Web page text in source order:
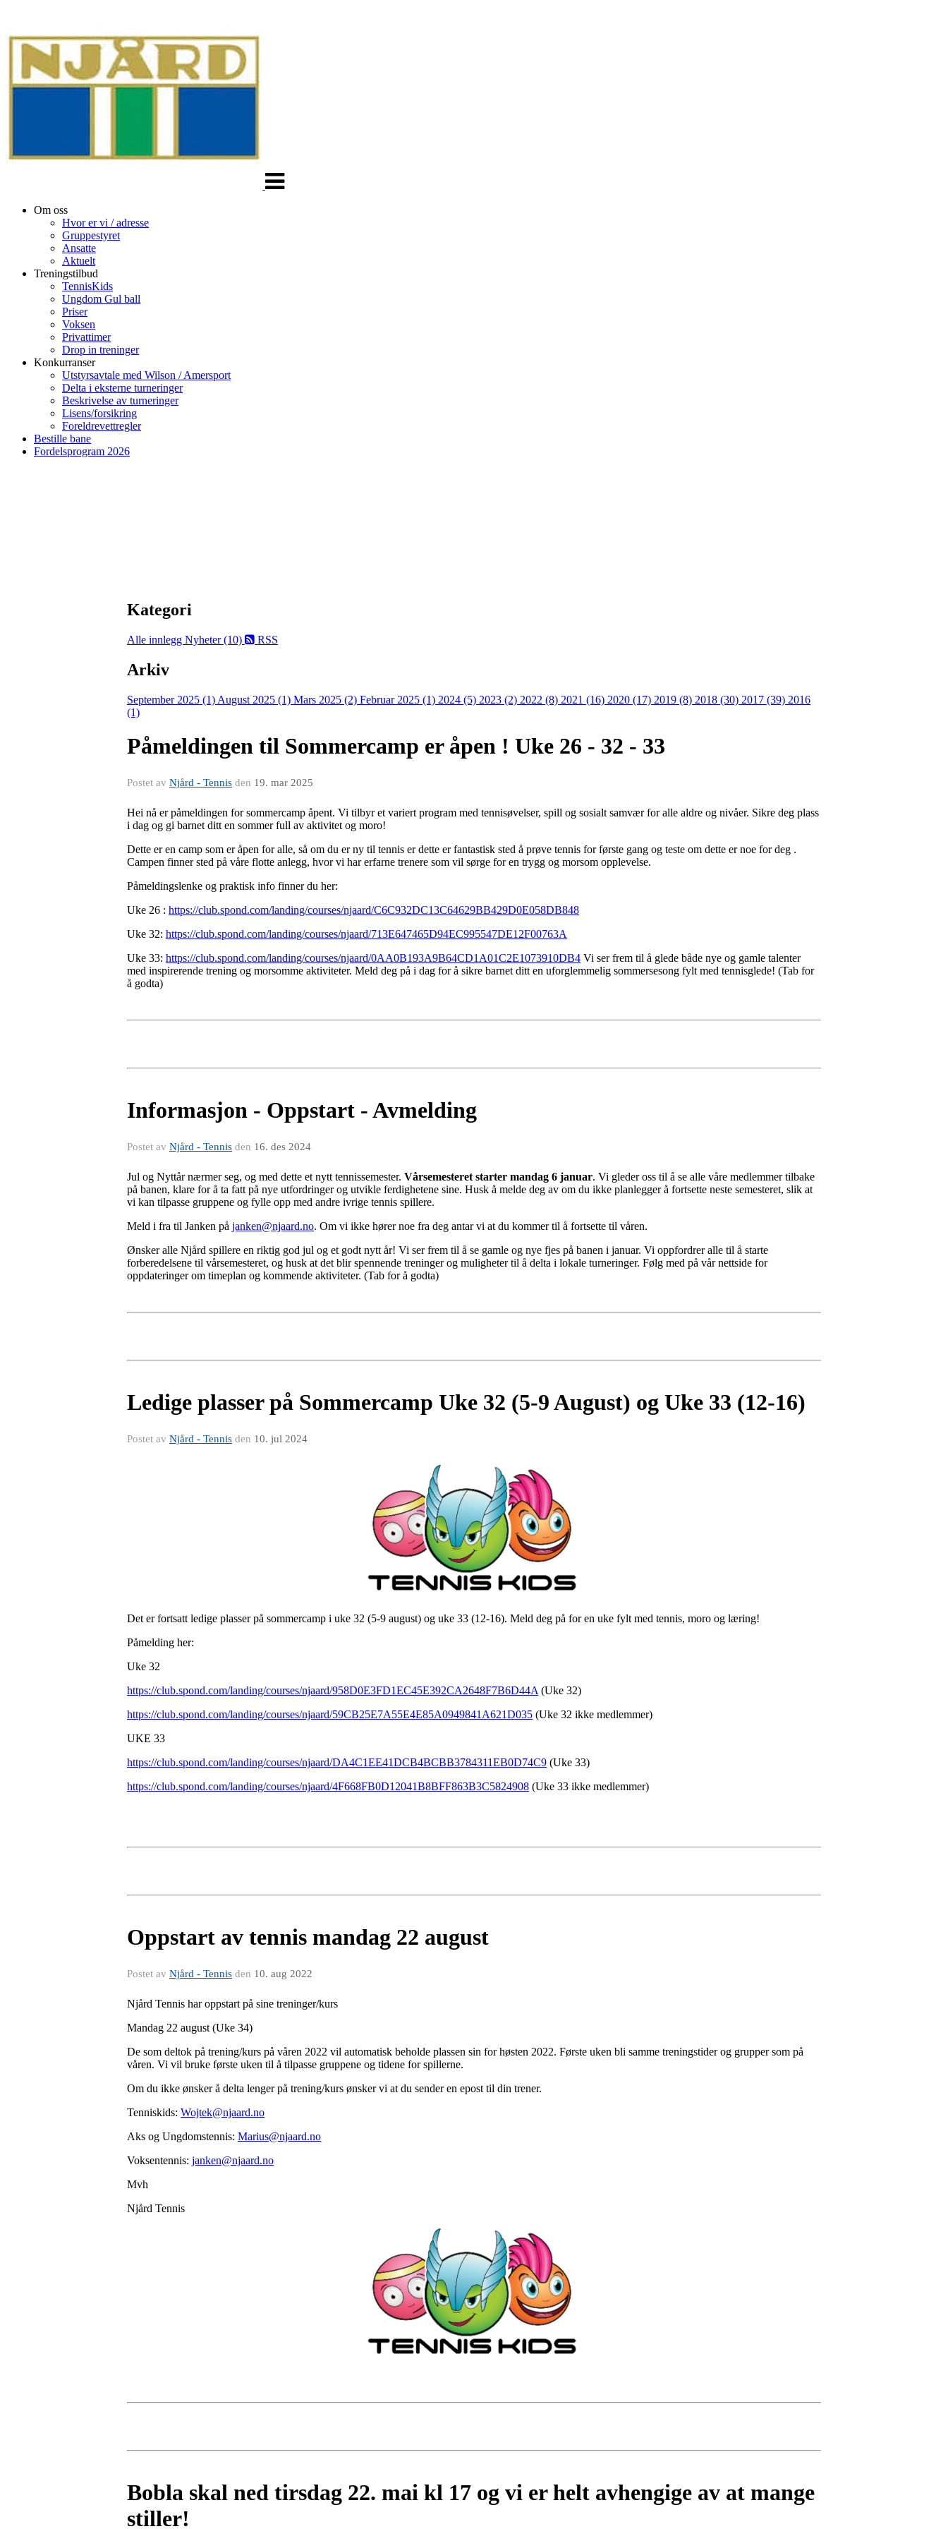
Om oss
Hvor er vi / adresse
Gruppestyret
Ansatte
Aktuelt
Treningstilbud
TennisKids
Ungdom Gul ball
Priser
Voksen
Privattimer
Drop in treninger
Konkurranser
Utstyrsavtale med Wilson / Amersport
Delta i eksterne turneringer
Beskrivelse av turneringer
Lisens/forsikring
Foreldrevettregler
Bestille bane
Fordelsprogram 2026
Kategori
Alle innlegg Nyheter (10) RSS
Arkiv
September 2025 (1) August 2025 (1) Mars 2025 (2) Februar 2025 (1) 2024 (5) 2023 (2) 2022 (8) 2021 (16) 2020 (17) 2019 (8) 2018 (30) 2017 (39) 2016
(1)
Påmeldingen til Sommercamp er åpen ! Uke 26 - 32 - 33
Postet av Njård - Tennis den 19. mar 2025
Hei nå er påmeldingen for sommercamp åpent. Vi tilbyr et variert program med tennisøvelser, spill og sosialt samvær for alle aldre og nivåer. Sikre deg plass
i dag og gi barnet ditt en sommer full av aktivitet og moro!
Dette er en camp som er åpen for alle, så om du er ny til tennis er dette er fantastisk sted å prøve tennis for første gang og teste om dette er noe for deg .
Campen finner sted på våre flotte anlegg, hvor vi har erfarne trenere som vil sørge for en trygg og morsom opplevelse.
Påmeldingslenke og praktisk info finner du her:
Uke 26 : https://club.spond.com/landing/courses/njaard/C6C932DC13C64629BB429D0E058DB848
Uke 32: https://club.spond.com/landing/courses/njaard/713E647465D94EC995547DE12F00763A
Uke 33: https://club.spond.com/landing/courses/njaard/0AA0B193A9B64CD1A01C2E1073910DB4 Vi ser frem til å glede både nye og gamle talenter
med inspirerende trening og morsomme aktiviteter. Meld deg på i dag for å sikre barnet ditt en uforglemmelig sommersesong fylt med tennisglede! (Tab for
å godta)
Informasjon - Oppstart - Avmelding
Postet av Njård - Tennis den 16. des 2024
Jul og Nyttår nærmer seg, og med dette et nytt tennissemester. Vårsemesteret starter mandag 6 januar. Vi gleder oss til å se alle våre medlemmer tilbake
på banen, klare for å ta fatt på nye utfordringer og utvikle ferdighetene sine. Husk å melde deg av om du ikke planlegger å fortsette neste semesteret, slik at
vi kan tilpasse gruppene og fylle opp med andre ivrige tennis spillere.
Meld i fra til Janken på janken@njaard.no. Om vi ikke hører noe fra deg antar vi at du kommer til å fortsette til våren.
Ønsker alle Njård spillere en riktig god jul og et godt nytt år! Vi ser frem til å se gamle og nye fjes på banen i januar. Vi oppfordrer alle til å starte
forberedelsene til vårsemesteret, og husk at det blir spennende treninger og muligheter til å delta i lokale turneringer. Følg med på vår nettside for
oppdateringer om timeplan og kommende aktiviteter. (Tab for å godta)
Ledige plasser på Sommercamp Uke 32 (5-9 August) og Uke 33 (12-16)
Postet av Njård - Tennis den 10. jul 2024
Det er fortsatt ledige plasser på sommercamp i uke 32 (5-9 august) og uke 33 (12-16). Meld deg på for en uke fylt med tennis, moro og læring!
Påmelding her:
Uke 32
https://club.spond.com/landing/courses/njaard/958D0E3FD1EC45E392CA2648F7B6D44A (Uke 32)
https://club.spond.com/landing/courses/njaard/59CB25E7A55E4E85A0949841A621D035 (Uke 32 ikke medlemmer)
UKE 33
https://club.spond.com/landing/courses/njaard/DA4C1EE41DCB4BCBB3784311EB0D74C9 (Uke 33)
https://club.spond.com/landing/courses/njaard/4F668FB0D12041B8BFF863B3C5824908 (Uke 33 ikke medlemmer)
Oppstart av tennis mandag 22 august
Postet av Njård - Tennis den 10. aug 2022
Njård Tennis har oppstart på sine treninger/kurs
Mandag 22 august (Uke 34)
De som deltok på trening/kurs på våren 2022 vil automatisk beholde plassen sin for høsten 2022. Første uken bli samme treningstider og grupper som på
våren. Vi vil bruke første uken til å tilpasse gruppene og tidene for spillerne.
Om du ikke ønsker å delta lenger på trening/kurs ønsker vi at du sender en epost til din trener.
Tenniskids: Wojtek@njaard.no
Aks og Ungdomstennis: Marius@njaard.no
Voksentennis: janken@njaard.no
Mvh
Njård Tennis
Bobla skal ned tirsdag 22. mai kl 17 og vi er helt avhengige av at mange
stiller!